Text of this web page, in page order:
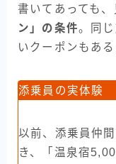
書いてあっても
ン」の条件。同
いクーポンもある
添乗員の実体験
以前、添乗員仲
き、「温泉宿